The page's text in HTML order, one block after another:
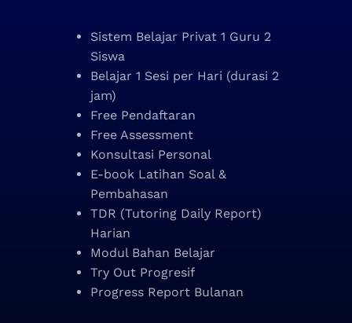
Sistem Belajar Privat 1 Guru 2
Siswa
Belajar 1 Sesi per Hari (durasi 2
jam)
Free Pendaftaran
Free Assessment
Konsultasi Personal
E-book Latihan Soal &
Pembahasan
TDR (Tutoring Daily Report)
Harian
Modul Bahan Belajar
Try Out Progresif
Progress Report Bulanan